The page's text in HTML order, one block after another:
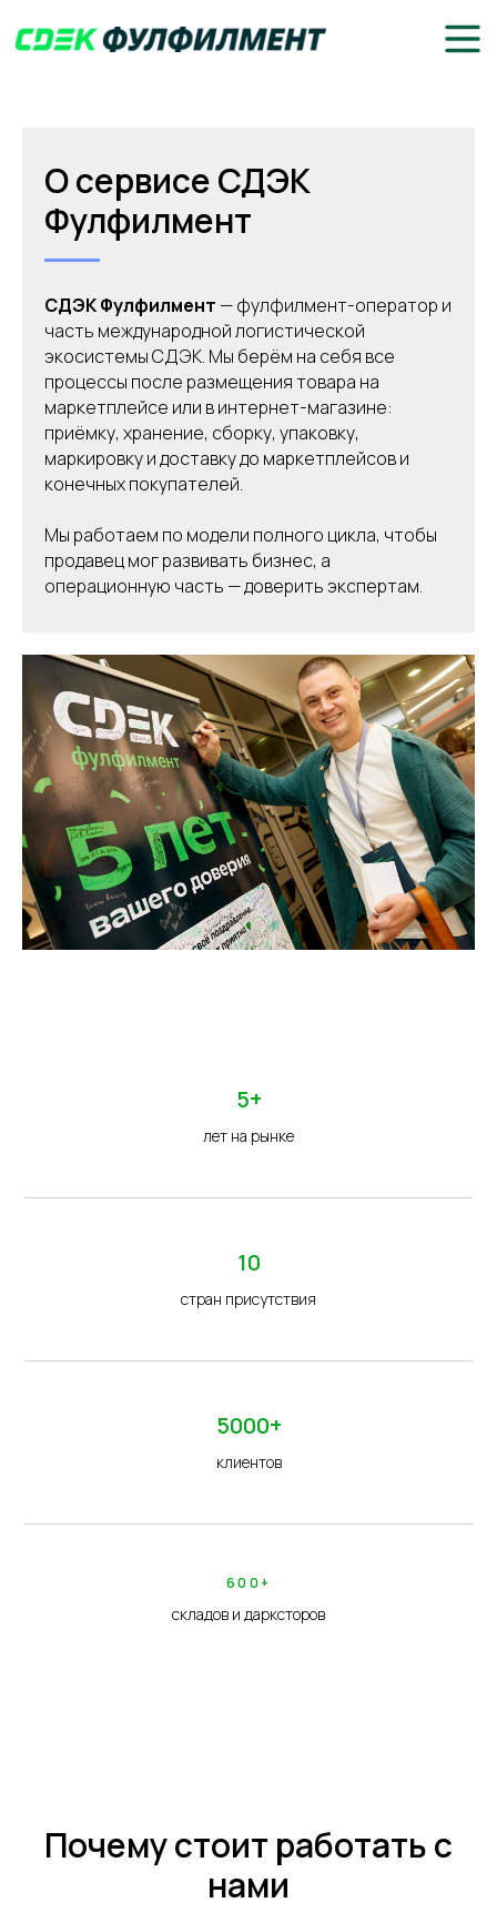
О сервисе СДЭК
Фулфилмент
СДЭК Фулфилмент — фулфилмент-оператор и
часть международной логистической
экосистемы СДЭК. Мы берём на себя все
процессы после размещения товара на
маркетплейсе или в интернет-магазине:
приёмку, хранение, сборку, упаковку,
маркировку и доставку до маркетплейсов и
конечных покупателей.
Мы работаем по модели полного цикла, чтобы
продавец мог развивать бизнес, а
операционную часть — доверить экспертам.
5+
лет на рынке
10
стран присутствия
5000+
клиентов
600+
складов и дарксторов
Почему стоит работать с
нами